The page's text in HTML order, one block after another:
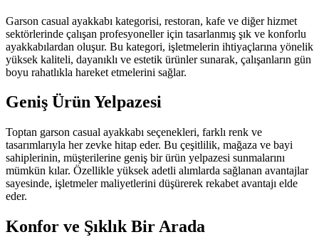
Garson casual ayakkabı kategorisi, restoran, kafe ve diğer hizmet
sektörlerinde çalışan profesyoneller için tasarlanmış şık ve konforlu
ayakkabılardan oluşur. Bu kategori, işletmelerin ihtiyaçlarına yönelik
yüksek kaliteli, dayanıklı ve estetik ürünler sunarak, çalışanların gün
boyu rahatlıkla hareket etmelerini sağlar.
Geniş Ürün Yelpazesi
Toptan garson casual ayakkabı seçenekleri, farklı renk ve
tasarımlarıyla her zevke hitap eder. Bu çeşitlilik, mağaza ve bayi
sahiplerinin, müşterilerine geniş bir ürün yelpazesi sunmalarını
mümkün kılar. Özellikle yüksek adetli alımlarda sağlanan avantajlar
sayesinde, işletmeler maliyetlerini düşürerek rekabet avantajı elde
eder.
Konfor ve Şıklık Bir Arada